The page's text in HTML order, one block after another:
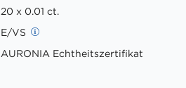
20 x 0.01 ct.
E/VS
AURONIA Echtheitszertifikat